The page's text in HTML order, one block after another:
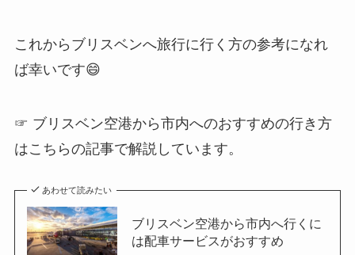
これからブリスベンへ旅行に行く方の参考になれ
ば幸いです😄
☞ ブリスベン空港から市内へのおすすめの行き方
はこちらの記事で解説しています。
あわせて読みたい
ブリスベン空港から市内へ行くに
は配車サービスがおすすめ